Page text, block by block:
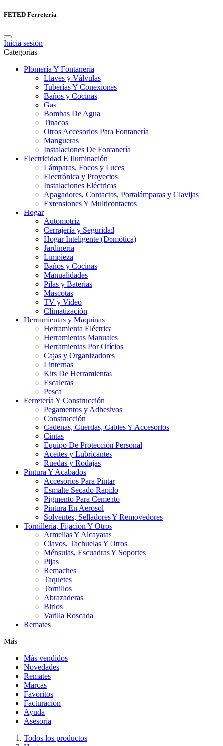
FETED Ferretería
Inicia sesión
Categorías
Plomería Y Fontanería
Llaves y Válvulas
Tuberías Y Conexiones
Baños y Cocinas
Gas
Bombas De Agua
Tinacos
Otros Accesorios Para Fontanería
Mangueras
Instalaciones De Fontanería
Electricidad E Iluminación
Lámparas, Focos y Luces
Electrónica y Proyectos
Instalaciones Eléctricas
Apagadores, Contactos, Portalámparas y Clavijas
Extensiones Y Multicontactos
Hogar
Automotriz
Cerrajería y Seguridad
Hogar Inteligente (Domótica)
Jardinería
Limpieza
Baños y Cocinas
Manualidades
Pilas y Baterias
Mascotas
TV y Video
Climatización
Herramientas y Maquinas
Herramienta Eléctrica
Herramientas Manuales
Herramientas Por Ofícios
Cajas y Organizadores
Linternas
Kits De Herramientas
Escaleras
Pesca
Ferretería Y Construcción
Pegamentos y Adhesivos
Construcción
Cadenas, Cuerdas, Cables Y Accesorios
Cintas
Equipo De Protección Personal
Aceites y Lubricantes
Ruedas y Rodajas
Pintura Y Acabados
Accesorios Para Pintar
Esmalte Secado Rapido
Pigmento Para Cemento
Pintura En Aerosol
Solventes, Selladores Y Removedores
Tornillería, Fijación Y Otros
Armellas Y Alcayatas
Clavos, Tachuelas Y Otros
Ménsulas, Escuadras Y Soportes
Pijas
Remaches
Taquetes
Tornillos
Abrazaderas
Birlos
Varilla Roscada
Remates
Más
Más vendidos
Novedades
Remates
Marcas
Favoritos
Facturación
Ayuda
Asesoría
Todos los productos